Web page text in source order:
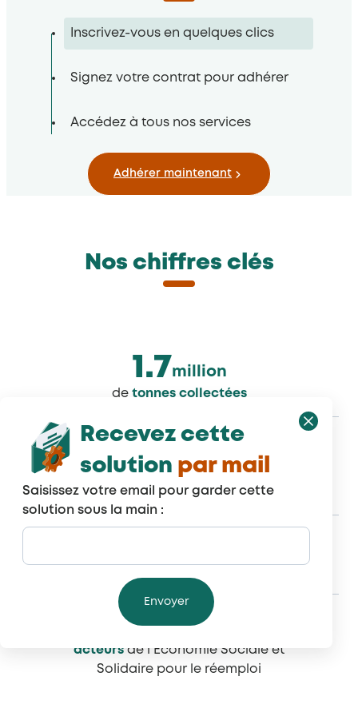
Inscrivez-vous en quelques clics
Signez votre contrat pour adhérer
Accédez à tous nos services
Adhérer maintenant
Nos chiffres clés
1.7million
de tonnes collectées
97
de valorisation : réemploi, recyclage
et énergie
+700
acteurs de l’Economie Sociale et
Solidaire pour le réemploi
Recevez cette
solution par mail
Saisissez votre email pour garder cette
solution sous la main :